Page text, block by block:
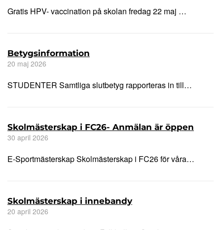
Gratis HPV- vaccination på skolan fredag 22 maj …
Betygsinformation
20 maj 2026
STUDENTER Samtliga slutbetyg rapporteras in till…
Skolmästerskap i FC26- Anmälan är öppen
30 april 2026
E-Sportmästerskap Skolmästerskap i FC26 för våra…
Skolmästerskap i innebandy
20 april 2026